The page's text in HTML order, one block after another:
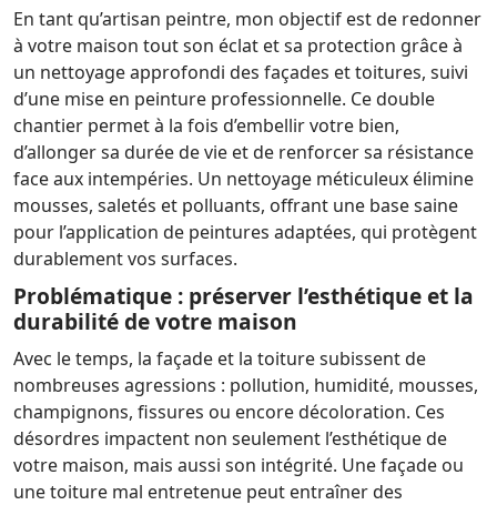
En tant qu’artisan peintre, mon objectif est de redonner
à votre maison tout son éclat et sa protection grâce à
un nettoyage approfondi des façades et toitures, suivi
d’une mise en peinture professionnelle. Ce double
chantier permet à la fois d’embellir votre bien,
d’allonger sa durée de vie et de renforcer sa résistance
face aux intempéries. Un nettoyage méticuleux élimine
mousses, saletés et polluants, offrant une base saine
pour l’application de peintures adaptées, qui protègent
durablement vos surfaces.
Problématique : préserver l’esthétique et la
durabilité de votre maison
Avec le temps, la façade et la toiture subissent de
nombreuses agressions : pollution, humidité, mousses,
champignons, fissures ou encore décoloration. Ces
désordres impactent non seulement l’esthétique de
votre maison, mais aussi son intégrité. Une façade ou
une toiture mal entretenue peut entraîner des